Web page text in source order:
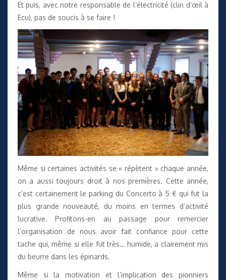
Et puis, avec notre responsable de l’électricité (clin d’œil à
Ecu), pas de soucis à se faire !
Même si certaines activités se « répètent » chaque année,
on a aussi toujours droit à nos premières. Cette année,
c’est certainement le parking du Concerto à 5 € qui fut la
plus grande nouveauté, du moins en termes d’activité
lucrative. Profitons-en au passage pour remercier
l’organisation de nous avoir fait confiance pour cette
tache qui, même si elle fut très… humide, a clairement mis
du beurre dans les épinards.
Même si la motivation et l’implication des pionniers